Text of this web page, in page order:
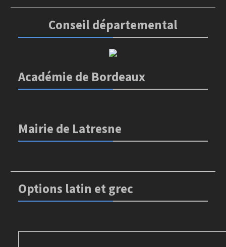
Conseil départemental
Académie de Bordeaux
Mairie de Latresne
Options latin et grec